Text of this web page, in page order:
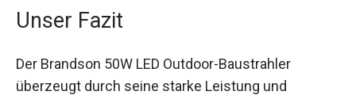
Unser Fazit
Der Brandson 50W LED Outdoor-Baustrahler
überzeugt durch seine starke Leistung und